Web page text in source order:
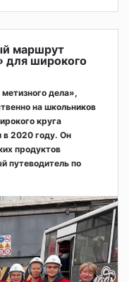
маршрут
для широкого
дела»,
на школьников
круга
в 2020 году. Он
продуктов
путеводитель по